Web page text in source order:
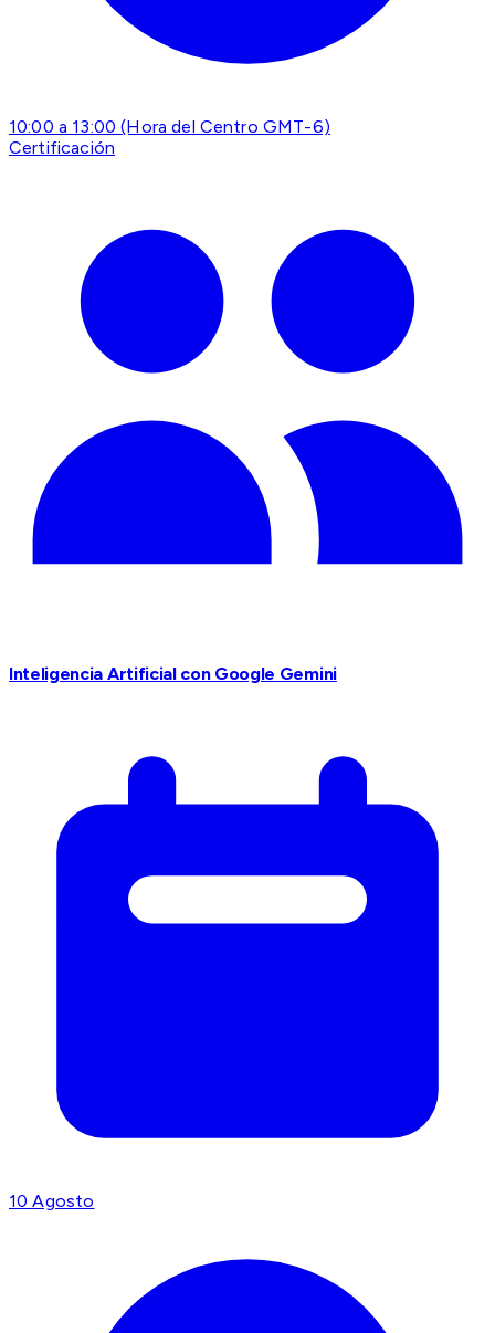
10:00 a 13:00 (Hora del Centro GMT-6)
Certificación
Inteligencia Artificial con Google Gemini
10 Agosto